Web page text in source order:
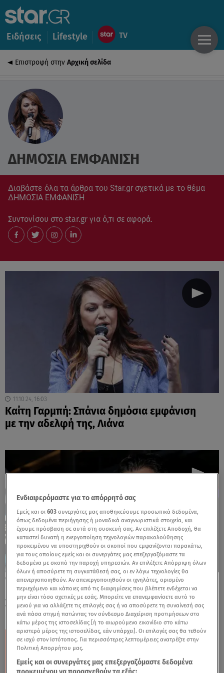
Ειδήσεις Lifestyle
Επιστροφή στην Αρχική σελίδα
ΔΗΜΟΣΙΑ ΕΜΦΑΝΙΣΗ
Διαβάστε όλα τα άρθρα του Star.gr σχετικά με το θέμα
ΔΗΜΟΣΙΑ ΕΜΦΑΝΙΣΗ
Συντονίσου στο star.gr για ό,τι σε αφορά.
11.10.24, 16:03
Καίτη Γαρμπή: Σπάνια δημόσια εμφάνιση
με την αδελφή της, Λιάνα
08.08.24, 11:31
Βίκυ Παπαδοπούλου- Θάνος Τοκάκης:
Σπάνια δημόσια εμφάνιση του ζευγαριού
Ενδιαφερόμαστε για το απόρρητό σας
Εμείς και οι603 συνεργάτες μας αποθηκεύουμε προσωπικά δεδομένα,
όπως δεδομένα περιήγησης ή μοναδικά αναγνωριστικά στοιχεία, και
έχουμε πρόσβαση σε αυτά στη συσκευή σας. Αν επιλέξετε Αποδοχή, θα
καταστεί δυνατή η ενεργοποίηση τεχνολογιών παρακολούθησης
προκειμένου να υποστηριχθούν οι σκοποί που εμφανίζονται παρακάτω,
για τους οποίους εμείς και οι συνεργάτες μας επεξεργαζόμαστε τα
δεδομένα με σκοπό την παροχή υπηρεσιών. Αν επιλέξετε Απόρριψη όλων
όλων ή αποσύρετε τη συγκατάθεσή σας, οι εν λόγω τεχνολογίες θα
απενεργοποιηθούν. Αν απενεργοποιηθούν οι ιχνηλάτες, ορισμένο
περιεχόμενο και κάποιες από τις διαφημίσεις που βλέπετε ενδέχεται να
μην είναι τόσο σχετικές με εσάς. Μπορείτε να επανεμφανίσετε αυτό το
μενού για να αλλάξετε τις επιλογές σας ή να αποσύρετε τη συναίνεσή σας
ανά πάσα στιγμή πατώντας τον σύνδεσμο Διαχείριση προτιμήσεων στο
κάτω μέρος της ιστοσελίδας [ή το αιωρούμενο εικονίδιο στο κάτω
αριστερό μέρος της ιστοσελίδας, εάν υπάρχει]. Οι επιλογές σας θα τεθούν
σε ισχύ στον Ιστότοπος. Για περισσότερες λεπτομέρειες ανατρέξτε στην
Πολιτική Απορρήτου μας.
Εμείς και οι συνεργάτες μας επεξεργαζόμαστε δεδομένα